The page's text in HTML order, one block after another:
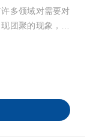
多领域对需要对
团聚的现象，如
原始粒径。